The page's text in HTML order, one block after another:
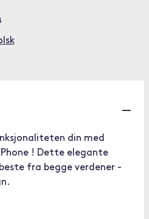
din med
! Dette elegante
fra begge verdener -